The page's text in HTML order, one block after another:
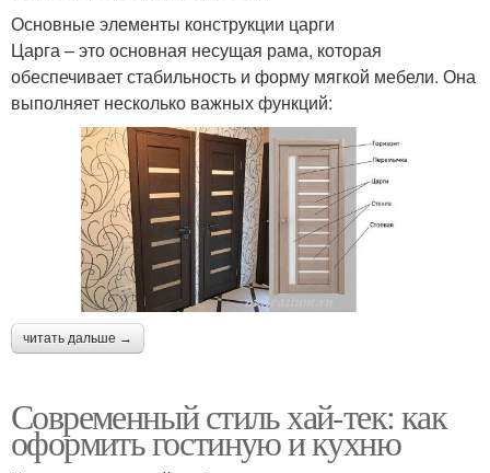
Основные элементы конструкции царги
Царга – это основная несущая рама, которая
обеспечивает стабильность и форму мягкой мебели. Она
выполняет несколько важных функций:
читать дальше →
Современный стиль хай-тек: как
оформить гостиную и кухню